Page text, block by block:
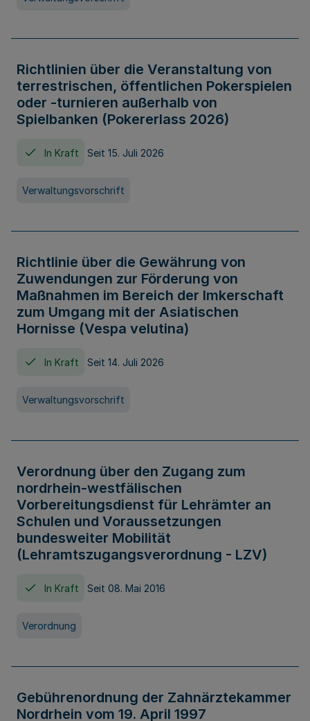
Richtlinien über die Veranstaltung von
terrestrischen, öffentlichen Pokerspielen
oder -turnieren außerhalb von
Spielbanken (Pokererlass 2026)
In Kraft Seit 15. Juli 2026
Verwaltungsvorschrift
Richtlinie über die Gewährung von
Zuwendungen zur Förderung von
Maßnahmen im Bereich der Imkerschaft
zum Umgang mit der Asiatischen
Hornisse (Vespa velutina)
In Kraft Seit 14. Juli 2026
Verwaltungsvorschrift
Verordnung über den Zugang zum
nordrhein-westfälischen
Vorbereitungsdienst für Lehrämter an
Schulen und Voraussetzungen
bundesweiter Mobilität
(Lehramtszugangsverordnung - LZV)
In Kraft Seit 08. Mai 2016
Verordnung
Gebührenordnung der Zahnärztekammer
Nordrhein vom 19. April 1997